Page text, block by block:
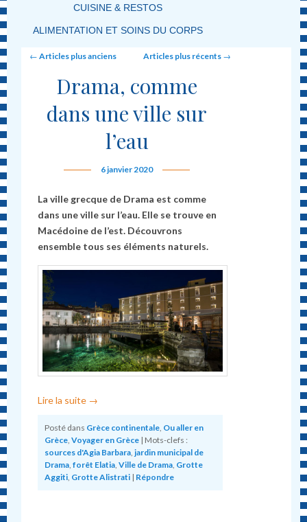
CUISINE & RESTOS
ALIMENTATION ET SOINS DU CORPS
Post navigation
← Articles plus anciens Articles plus récents →
Drama, comme
dans une ville sur
l’eau
6 janvier 2020
La ville grecque de Drama est comme
dans une ville sur l’eau. Elle se trouve en
Macédoine de l’est. Découvrons
ensemble tous ses éléments naturels.
Lire la suite →
Posté dans Grèce continentale Ou aller en
Grèce ,Voyager en Grèce | Mots-clefs :
sources d'Agia Barbara ,jardin municipal de
Drama ,forêt Elatia ,Ville de Drama Grotte
Aggiti Grotte Alistrati | Répondre